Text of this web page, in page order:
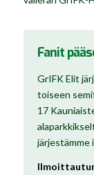
Fanit
GrIFK Elit
toiseen
17
järjestämme